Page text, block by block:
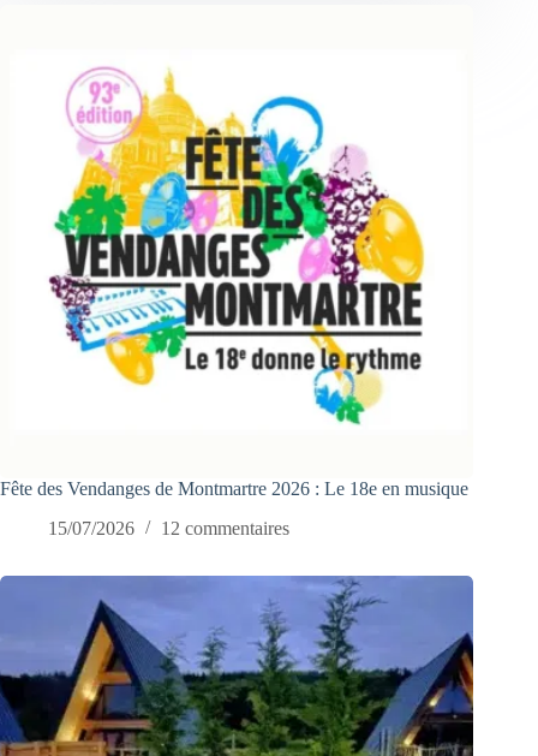
Fête des Vendanges de Montmartre 2026 : Le 18e en musique
15/07/2026
12 commentaires